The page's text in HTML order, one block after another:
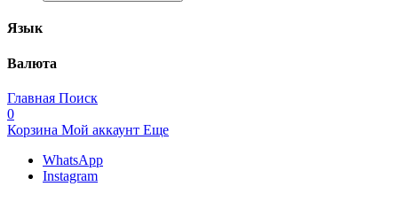
Язык
Валюта
Главная Поиск
0
Корзина Мой аккаунт Еще
WhatsApp
Instagram